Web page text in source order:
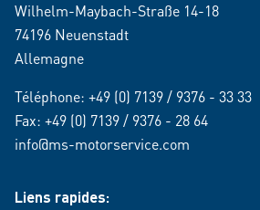
Wilhelm-Maybach-Straße 14-18
74196 Neuenstadt
Allemagne
Téléphone: +49 (0) 7139 / 9376 - 33 33
Fax: +49 (0) 7139 / 9376 - 28 64
info@ms-motorservice.com
Liens rapides: